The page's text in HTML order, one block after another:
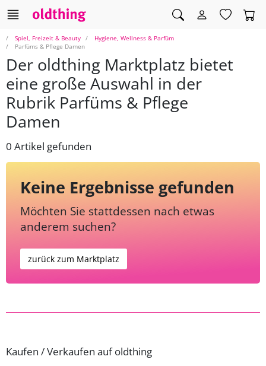
Spiel, Freizeit & Beauty
Hygiene, Wellness & Parfüm
Parfüms & Pflege Damen
Der oldthing Marktplatz bietet
eine große Auswahl in der
Rubrik Parfüms & Pflege
Damen
0 Artikel gefunden
Keine Ergebnisse gefunden
Möchten Sie stattdessen nach etwas
anderem suchen?
zurück zum Marktplatz
Kaufen / Verkaufen auf oldthing